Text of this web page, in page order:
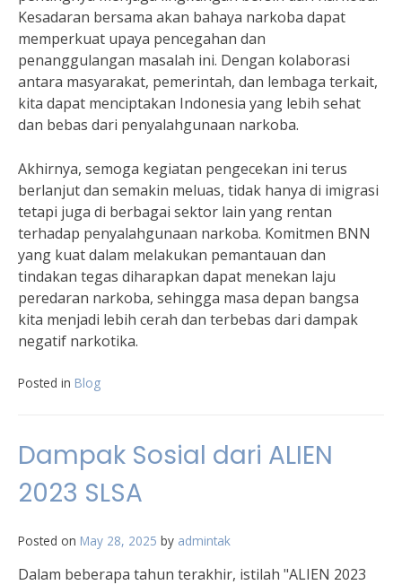
Kesadaran bersama akan bahaya narkoba dapat
memperkuat upaya pencegahan dan
penanggulangan masalah ini. Dengan kolaborasi
antara masyarakat, pemerintah, dan lembaga terkait,
kita dapat menciptakan Indonesia yang lebih sehat
dan bebas dari penyalahgunaan narkoba.
Akhirnya, semoga kegiatan pengecekan ini terus
berlanjut dan semakin meluas, tidak hanya di imigrasi
tetapi juga di berbagai sektor lain yang rentan
terhadap penyalahgunaan narkoba. Komitmen BNN
yang kuat dalam melakukan pemantauan dan
tindakan tegas diharapkan dapat menekan laju
peredaran narkoba, sehingga masa depan bangsa
kita menjadi lebih cerah dan terbebas dari dampak
negatif narkotika.
Posted in Blog
Dampak Sosial dari ALIEN
2023 SLSA
Posted on May 28, 2025 by admintak
Dalam beberapa tahun terakhir, istilah "ALIEN 2023